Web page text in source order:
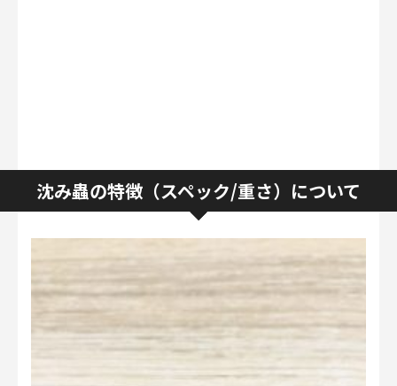
沈み蟲の特徴（スペック/重さ）について